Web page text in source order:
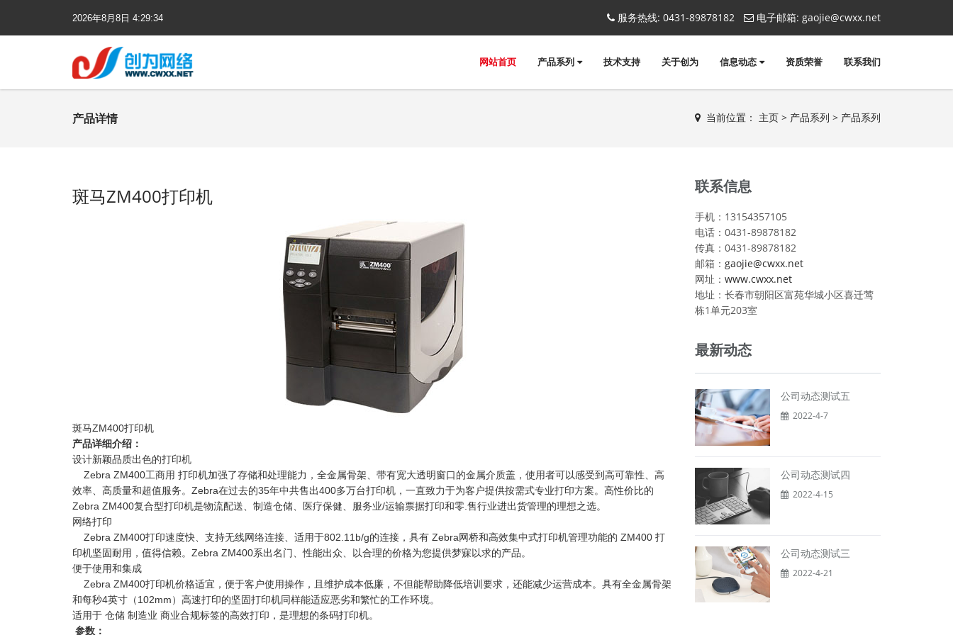
2026年8月 8日 4:29:34 服务热线: 0431-89878182 电子邮箱: gaojie@cwxx.net
网站首页 产品系列 技术支持 关于创为 信息动态 资质荣誉 联系我们
产品详情 当前位置： 主页 > 产品系列 > 产品系列
斑马ZM400打印机
斑马ZM400打印机
产品详细介绍：
设计新颖品质出色的打印机
Zebra ZM400工商用 打印机加强了存储和处理能力，全金属骨架、带有宽大透明窗口的金属介质盖，使用者可以感受到高可靠性、高
效率、高质量和超值服务。Zebra在过去的35年中共售出400多万台打印机，一直致力于为客户提供按需式专业打印方案。高性价比的
Zebra ZM400复合型打印机是物流配送、制造仓储、医疗保健、服务业/运输票据打印和零.售行业进出货管理的理想之选。
网络打印
Zebra ZM400打印速度快、支持无线网络连接、适用于802.11b/g的连接，具有 Zebra网桥和高效集中式打印机管理功能的 ZM400 打
印机坚固耐用，值得信赖。Zebra ZM400系出名门、性能出众、以合理的价格为您提供梦寐以求的产品。
便于使用和集成
Zebra ZM400打印机价格适宜，便于客户使用操作，且维护成本低廉，不但能帮助降低培训要求，还能减少运营成本。具有全金属骨架
和每秒4英寸（102mm）高速打印的坚固打印机同样能适应恶劣和繁忙的工作环境。
适用于 仓储 制造业 商业合规标签的高效打印，是理想的条码打印机。
参数：
联系信息
手机：13154357105
电话：0431-89878182
传真：0431-89878182
邮箱： gaojie@cwxx.net
网址： www.cwxx.net
地址：长春市朝阳区富苑华城小区喜迁莺
栋1单元203室
最新动态
公司动态测试五
2022-4-7
公司动态测试四
2022-4-15
公司动态测试三
2022-4-21